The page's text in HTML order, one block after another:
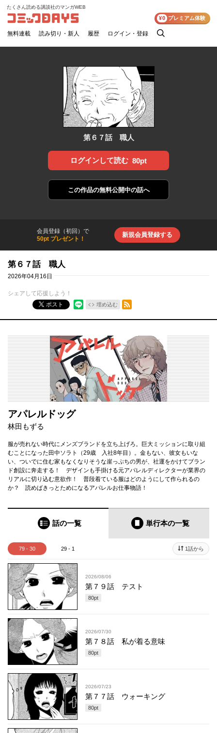
コミックDAYS
たくさん読める講談社のマンガWEB
無料連載 読み切り・新人 履歴 ログイン・登録
検
¥0 プレミアム体験
第６７話 職人
ログインして読む 80pt
この作品の無料公開中の話へ
会員登録（初回）で
50pt プレゼント！
新規会員登録する
第６７話 職人
2026年04月16日
シェアして応援しよう！
ポスト
埋め込む
RSSフィード
アパレルドッグ
林田もずる
服が売れない時代にメンズブランドを立ち上げろ。巨大ミッションに取り組
むことになった田中ソラト（29歳 入社8年目）。金もない、彼女もいな
い、ついでに住む家もなくなりそうな崖っぷちの男が、社運をかけてブラン
ド創設に奔走する！ デザインも手掛ける元アパレルディレクターが業界の
リアルに切り込む意欲作！ 普段着ている服はどのようにして作られるの
か？ 読めばきっとためになるアパレルお仕事物語！
話の一覧 単行本の一覧
79 - 30 29 - 1 1話から
2026/08/06
第７９話 テスト
80pt
2026/07/30
第７８話 私が着る意味
80pt
2026/07/23
第７７話 ウォーキング
80pt